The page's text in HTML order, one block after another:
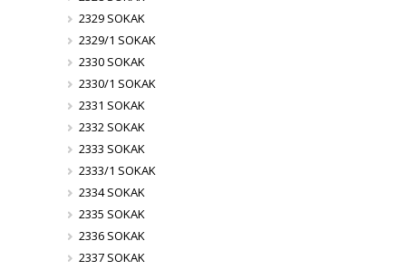
2329 SOKAK
2329/1 SOKAK
2330 SOKAK
2330/1 SOKAK
2331 SOKAK
2332 SOKAK
2333 SOKAK
2333/1 SOKAK
2334 SOKAK
2335 SOKAK
2336 SOKAK
2337 SOKAK